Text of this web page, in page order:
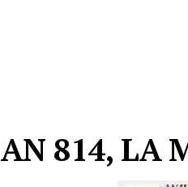
AN 814, LA